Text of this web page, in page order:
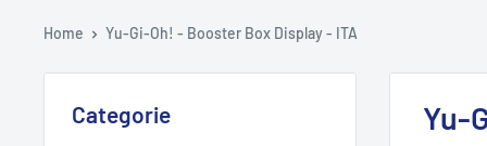
Home Yu-Gi-Oh! - Booster Box Display - ITA
Categorie Yu-